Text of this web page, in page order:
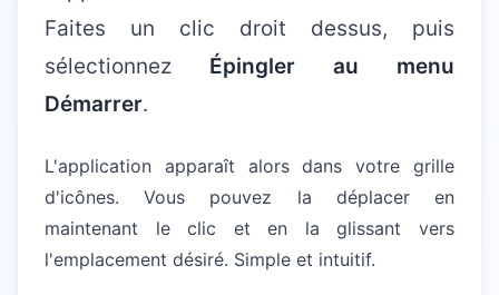
Faites un clic droit dessus, puis
sélectionnez Épingler au menu
Démarrer.
L'application apparaît alors dans votre grille
d'icônes. Vous pouvez la déplacer en
maintenant le clic et en la glissant vers
l'emplacement désiré. Simple et intuitif.